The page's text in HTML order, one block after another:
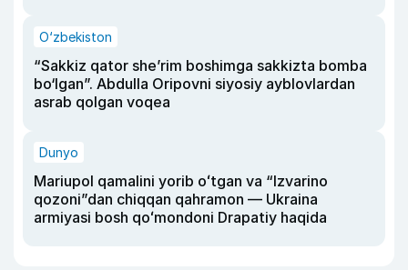
O‘zbekiston
“Sakkiz qator she’rim boshimga sakkizta bomba
bo‘lgan”. Abdulla Oripovni siyosiy ayblovlardan
asrab qolgan voqea
Dunyo
Mariupol qamalini yorib oʻtgan va “Izvarino
qozoni”dan chiqqan qahramon — Ukraina
armiyasi bosh qoʻmondoni Drapatiy haqida